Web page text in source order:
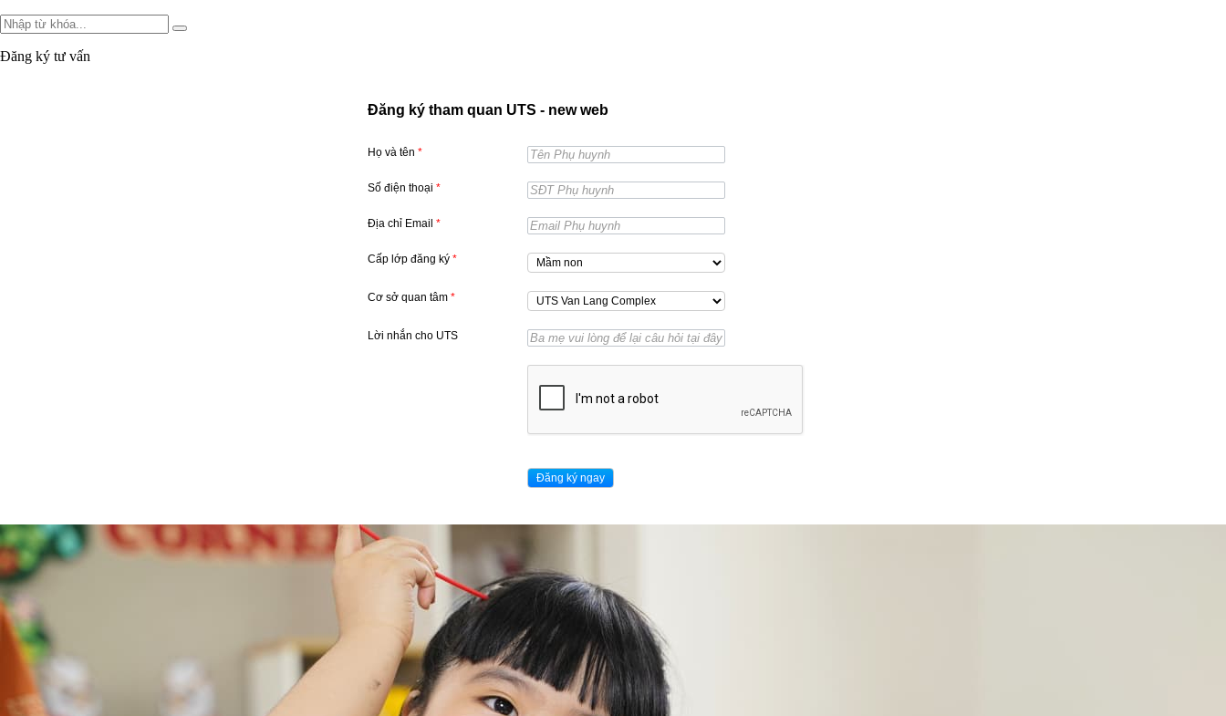
Đăng ký tư vấn
Đăng ký tham quan UTS - new web
Họ và tên *
Số điện thoại *
Địa chỉ Email *
Cấp lớp đăng ký *
Cơ sở quan tâm *
Lời nhắn cho UTS